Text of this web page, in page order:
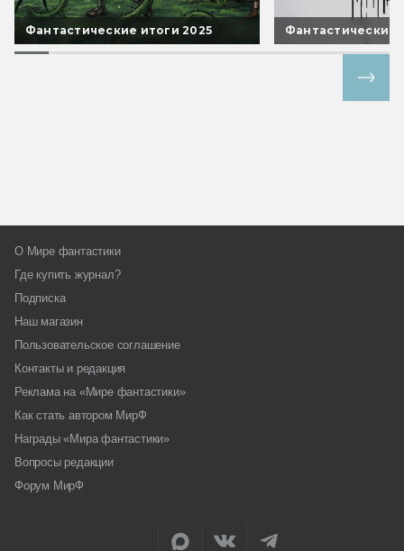
Фантастические итоги 2025 Фантастические
О Мире фантастики
Где купить журнал?
Подписка
Наш магазин
Пользовательское соглашение
Контакты и редакция
Реклама на «Мире фантастики»
Как стать автором МирФ
Награды «Мира фантастики»
Вопросы редакции
Форум МирФ